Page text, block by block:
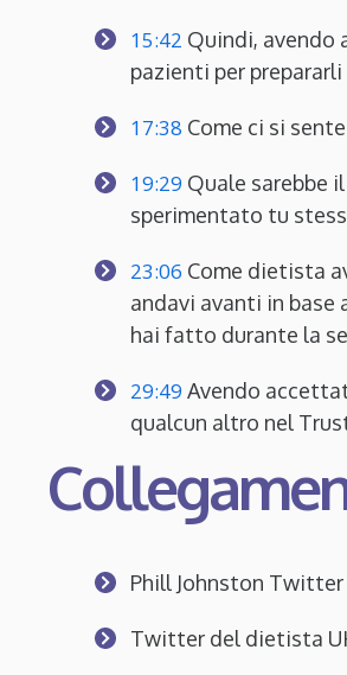
15:42 Quindi, avendo
pazienti per
17:38 Come ci si
19:29 Quale sarebbe
sperimentato tu
23:06 Come dietista
andavi avanti in
hai fatto durante la
29:49 Avendo
qualcun altro nel
Phill Johnston Twitter
Twitter del dietista